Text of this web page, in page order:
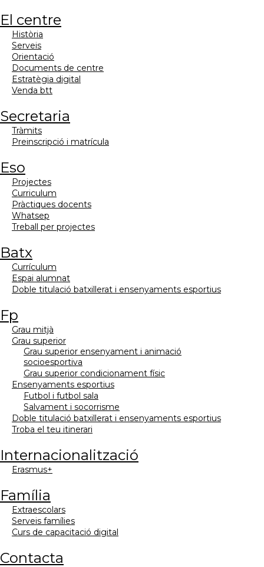
el centre
història
serveis
orientació
documents de centre
estratègia digital
venda btt
secretaria
tràmits
preinscripció i matrícula
eso
projectes
curriculum
pràctiques docents
whatsep
treball per projectes
batx
currículum
espai alumnat
doble titulació batxillerat i ensenyaments esportius
fp
grau mitjà
grau superior
grau superior ensenyament i animació
socioesportiva
grau superior condicionament físic
ensenyaments esportius
futbol i futbol sala
salvament i socorrisme
doble titulació batxillerat i ensenyaments esportius
troba el teu itinerari
internacionalització
erasmus+
família
extraescolars
serveis famílies
curs de capacitació digital
contacta